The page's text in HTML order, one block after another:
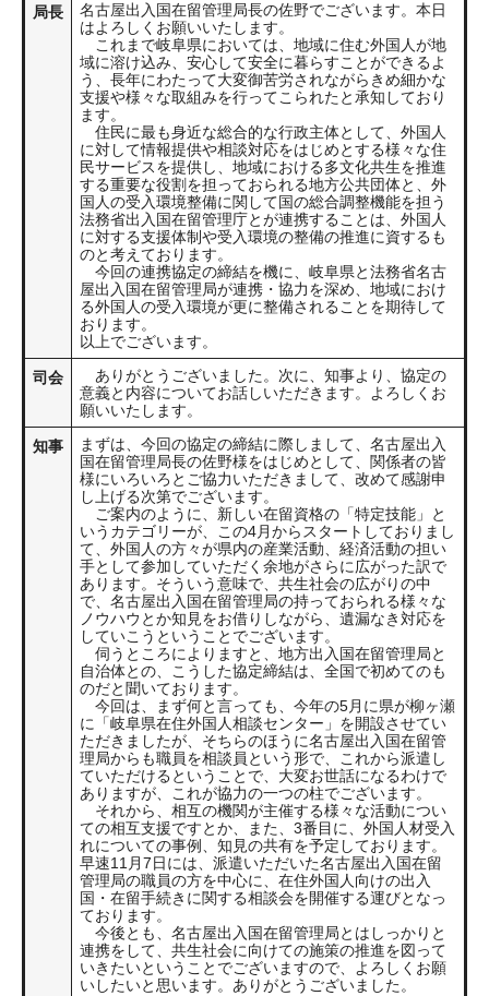
局長
名古屋出入国在留管理局長の佐野でございます。本日
はよろしくお願いいたします。
これまで岐阜県においては、地域に住む外国人が地
域に溶け込み、安心して安全に暮らすことができるよ
う、長年にわたって大変御苦労されながらきめ細かな
支援や様々な取組みを行ってこられたと承知しており
ます。
住民に最も身近な総合的な行政主体として、外国人
に対して情報提供や相談対応をはじめとする様々な住
民サービスを提供し、地域における多文化共生を推進
する重要な役割を担っておられる地方公共団体と、外
国人の受入環境整備に関して国の総合調整機能を担う
法務省出入国在留管理庁とが連携することは、外国人
に対する支援体制や受入環境の整備の推進に資するも
のと考えております。
今回の連携協定の締結を機に、岐阜県と法務省名古
屋出入国在留管理局が連携・協力を深め、地域におけ
る外国人の受入環境が更に整備されることを期待して
おります。
以上でございます。
司会
ありがとうございました。次に、知事より、協定の
意義と内容についてお話しいただきます。よろしくお
願いいたします。
知事
まずは、今回の協定の締結に際しまして、名古屋出入
国在留管理局長の佐野様をはじめとして、関係者の皆
様にいろいろとご協力いただきまして、改めて感謝申
し上げる次第でございます。
ご案内のように、新しい在留資格の「特定技能」と
いうカテゴリーが、この4月からスタートしておりまし
て、外国人の方々が県内の産業活動、経済活動の担い
手として参加していただく余地がさらに広がった訳で
あります。そういう意味で、共生社会の広がりの中
で、名古屋出入国在留管理局の持っておられる様々な
ノウハウとか知見をお借りしながら、遺漏なき対応を
していこうということでございます。
伺うところによりますと、地方出入国在留管理局と
自治体との、こうした協定締結は、全国で初めてのも
のだと聞いております。
今回は、まず何と言っても、今年の5月に県が柳ヶ瀬
に「岐阜県在住外国人相談センター」を開設させてい
ただきましたが、そちらのほうに名古屋出入国在留管
理局からも職員を相談員という形で、これから派遣し
ていただけるということで、大変お世話になるわけで
ありますが、これが協力の一つの柱でございます。
それから、相互の機関が主催する様々な活動につい
ての相互支援ですとか、また、3番目に、外国人材受入
れについての事例、知見の共有を予定しております。
早速11月7日には、派遣いただいた名古屋出入国在留
管理局の職員の方を中心に、在住外国人向けの出入
国・在留手続きに関する相談会を開催する運びとなっ
ております。
今後とも、名古屋出入国在留管理局とはしっかりと
連携をして、共生社会に向けての施策の推進を図って
いきたいということでございますので、よろしくお願
いしたいと思います。ありがとうございました。